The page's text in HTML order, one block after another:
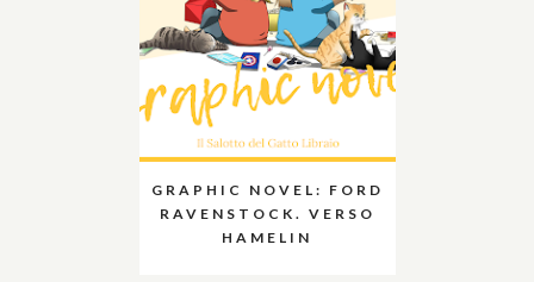
GRAPHIC NOVEL: FORD
RAVENSTOCK. VERSO
HAMELIN